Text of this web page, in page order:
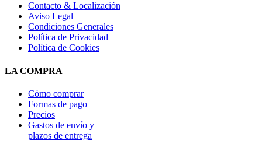
Contacto & Localización
Aviso Legal
Condiciones Generales
Política de Privacidad
Política de Cookies
LA COMPRA
Cómo comprar
Formas de pago
Precios
Gastos de envío y
plazos de entrega